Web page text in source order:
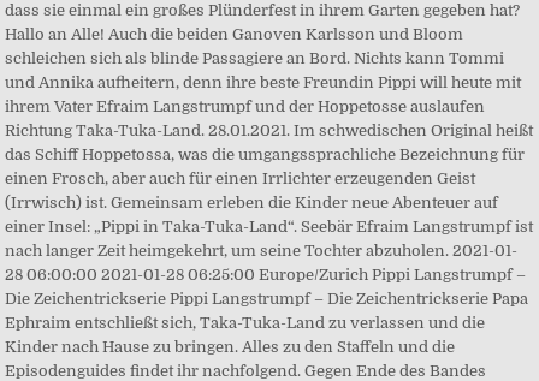
dass sie einmal ein großes Plünderfest in ihrem Garten gegeben hat?
Hallo an Alle! Auch die beiden Ganoven Karlsson und Bloom
schleichen sich als blinde Passagiere an Bord. Nichts kann Tommi
und Annika aufheitern, denn ihre beste Freundin Pippi will heute mit
ihrem Vater Efraim Langstrumpf und der Hoppetosse auslaufen
Richtung Taka-Tuka-Land. 28.01.2021. Im schwedischen Original heißt
das Schiff Hoppetossa, was die umgangssprachliche Bezeichnung für
einen Frosch, aber auch für einen Irrlichter erzeugenden Geist
(Irrwisch) ist. Gemeinsam erleben die Kinder neue Abenteuer auf
einer Insel: „Pippi in Taka-Tuka-Land“. Seebär Efraim Langstrumpf ist
nach langer Zeit heimgekehrt, um seine Tochter abzuholen. 2021-01-
28 06:00:00 2021-01-28 06:25:00 Europe/Zurich Pippi Langstrumpf –
Die Zeichentrickserie Pippi Langstrumpf – Die Zeichentrickserie Papa
Ephraim entschließt sich, Taka-Tuka-Land zu verlassen und die
Kinder nach Hause zu bringen. Alles zu den Staffeln und die
Episodenguides findet ihr nachfolgend. Gegen Ende des Bandes